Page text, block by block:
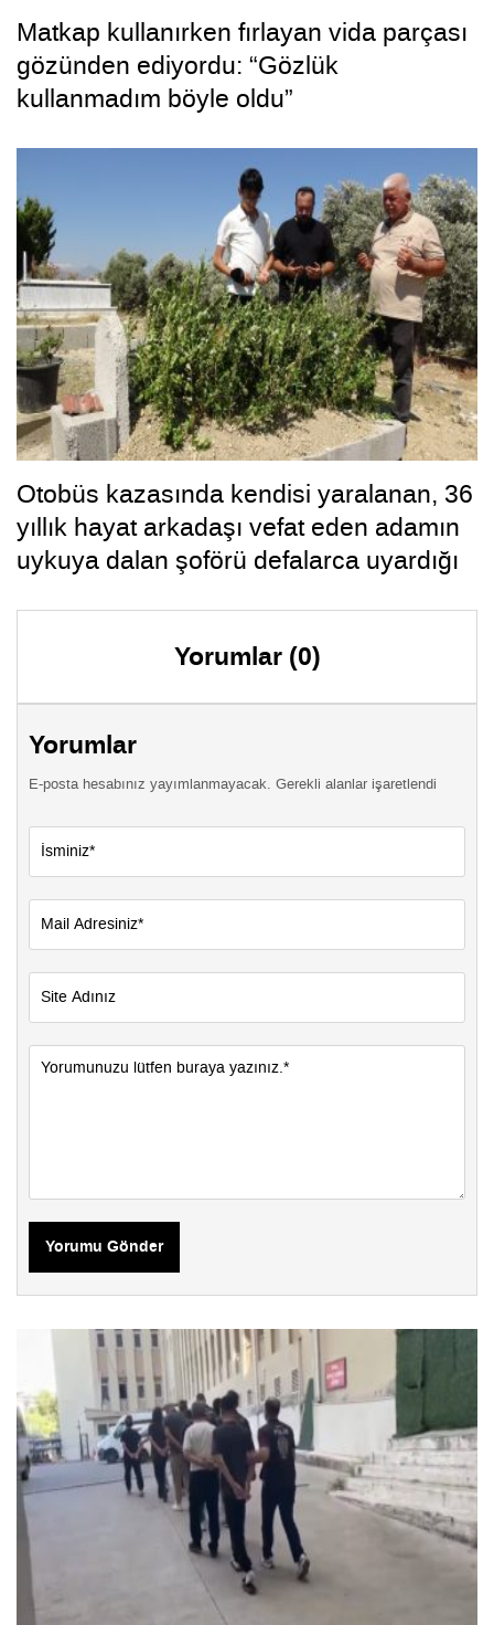
Matkap kullanırken fırlayan vida parçası
gözünden ediyordu: “Gözlük
kullanmadım böyle oldu”
Otobüs kazasında kendisi yaralanan, 36
yıllık hayat arkadaşı vefat eden adamın
uykuya dalan şoförü defalarca uyardığı
Yorumlar (0)
Yorumlar
E-posta hesabınız yayımlanmayacak. Gerekli alanlar işaretlendi
Yorumu Gönder